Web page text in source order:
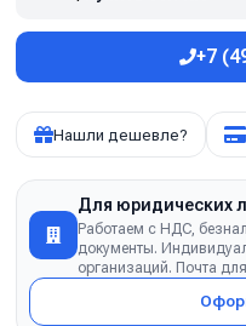
+7
Нашли дешевле?
Для юридических
Работаем с НДС,
документы.
организаций. Почта